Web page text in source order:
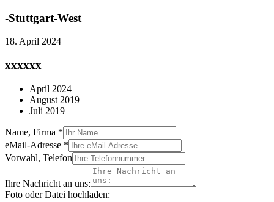
-Stuttgart-West
18. April 2024
xxxxxx
April 2024
August 2019
Juli 2019
Name, Firma *
eMail-Adresse *
Vorwahl, Telefon
Ihre Nachricht an uns:
Foto oder Datei hochladen: